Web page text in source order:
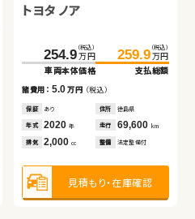
トヨタ ノア
254.9 （税込）
万円
車両本体価格
259.9 （税込）
万円
支払総額
諸費用： 5.0万円 （税込）
保証 あり 住所 徳島県
年式 2020年 走行 69,600 km
排気 2,000cc 整備 法定整備付
見積もり・在庫確認
779.7 （税込）
諸費用：17.3万円（税込）
なし
年式 2024年 走行
排気 2,400 整備 法定整備付
見積もり・在庫確認
160.5 （税込）
諸費用：9.2 万円（税込）
あり
年式 2020年 走行
排気 1,400 整備 法定整備付
見積もり・在庫確認